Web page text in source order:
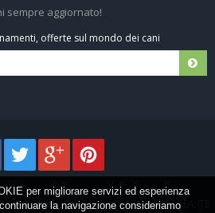
i cani iscritti
per cani
e resi
sempre aggiornato!
offerte sul mondo dei cani
Frezza Network S.R.L. P.I. 01821400676 REA: TE
per migliorare servizi ed esperienza
la navigazione consideriamo